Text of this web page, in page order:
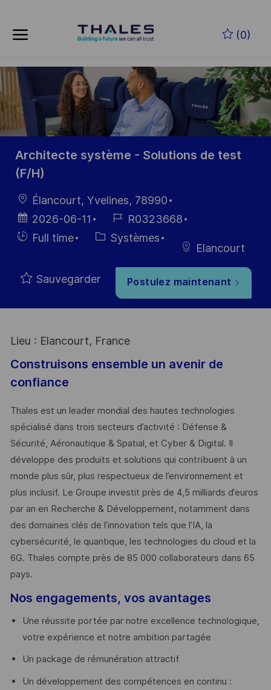
(0)
-
Architecte système - Solutions de test
(F/H)
localisation
Élancourt, Yvelines, 78990
Date
d’affichage
2026-06-11
Référence
du poste
R0323668
HiringFull time Catégorie
Systèmes
Elancourt
Sauvegarder Postulez maintenant
Lieu : Elancourt, France
Construisons ensemble un avenir de
confiance
Thales est un leader mondial des hautes technologies
spécialisé dans trois secteurs d’activité : Défense &
Sécurité, Aéronautique & Spatial, et Cyber & Digital. Il
développe des produits et solutions qui contribuent à un
monde plus sûr, plus respectueux de l’environnement et
plus inclusif. Le Groupe investit près de 4,5 milliards d’euros
par an en Recherche & Développement, notamment dans
des domaines clés de l’innovation tels que l’IA, la
cybersécurité, le quantique, les technologies du cloud et la
6G. Thales compte près de 85 000 collaborateurs dans 65
pays. ​
Nos engagements, vos avantages
Une réussite portée par notre excellence technologique,
votre expérience et notre ambition partagée
Un package de rémunération attractif
Un développement des compétences en continu :